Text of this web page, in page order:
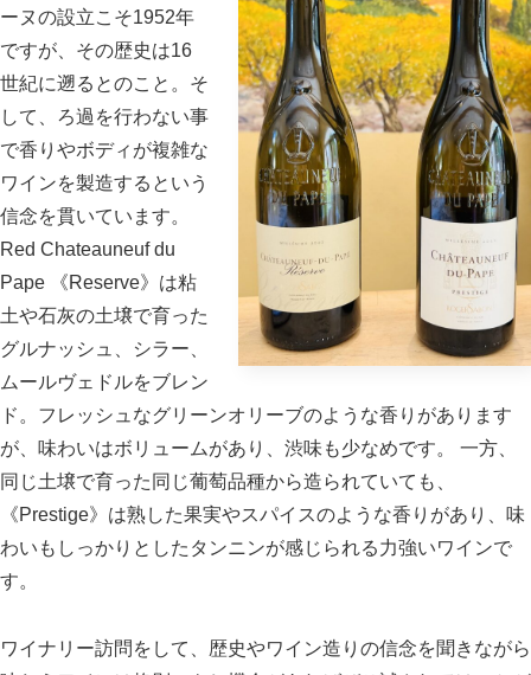
ーヌの設立こそ1952年
ですが、その歴史は16
世紀に遡るとのこと。そ
して、ろ過を行わない事
で香りやボディが複雑な
ワインを製造するという
信念を貫いています。
Red Chateauneuf du
Pape 《Reserve》は粘
土や石灰の土壌で育った
グルナッシュ、シラー、
ムールヴェドルをブレン
ド。フレッシュなグリーンオリーブのような香りがあります
が、味わいはボリュームがあり、渋味も少なめです。 一方、
同じ土壌で育った同じ葡萄品種から造られていても、
《Prestige》は熟した果実やスパイスのような香りがあり、味
わいもしっかりとしたタンニンが感じられる力強いワインで
す。
ワイナリー訪問をして、歴史やワイン造りの信念を聞きながら